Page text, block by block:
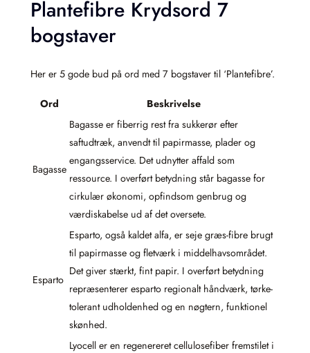
Plantefibre Krydsord 7
bogstaver
Her er 5 gode bud på ord med 7 bogstaver til ‘Plantefibre’.
Ord Beskrivelse
Bagasse
Bagasse er fiberrig rest fra sukkerør efter
saftudtræk, anvendt til papirmasse, plader og
engangsservice. Det udnytter affald som
ressource. I overført betydning står bagasse for
cirkulær økonomi, opfindsom genbrug og
værdiskabelse ud af det oversete.
Esparto
Esparto, også kaldet alfa, er seje græs-fibre brugt
til papirmasse og fletværk i middelhavsområdet.
Det giver stærkt, fint papir. I overført betydning
repræsenterer esparto regionalt håndværk, tørke-
tolerant udholdenhed og en nøgtern, funktionel
skønhed.
Lyocell er en regenereret cellulosefiber fremstilet i